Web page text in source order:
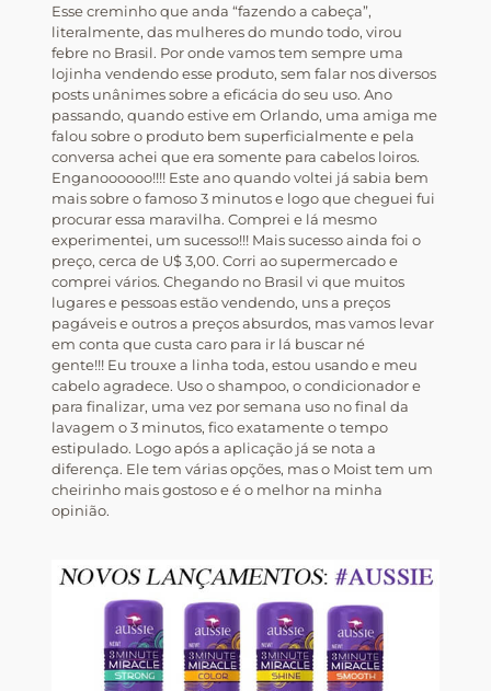
Esse creminho que anda “fazendo a cabeça”,
literalmente, das mulheres do mundo todo, virou
febre no Brasil. Por onde vamos tem sempre uma
lojinha vendendo esse produto, sem falar nos diversos
posts unânimes sobre a eficácia do seu uso. Ano
passando, quando estive em Orlando, uma amiga me
falou sobre o produto bem superficialmente e pela
conversa achei que era somente para cabelos loiros.
Enganoooooo!!!! Este ano quando voltei já sabia bem
mais sobre o famoso 3 minutos e logo que cheguei fui
procurar essa maravilha. Comprei e lá mesmo
experimentei, um sucesso!!! Mais sucesso ainda foi o
preço, cerca de U$ 3,00. Corri ao supermercado e
comprei vários. Chegando no Brasil vi que muitos
lugares e pessoas estão vendendo, uns a preços
pagáveis e outros a preços absurdos, mas vamos levar
em conta que custa caro para ir lá buscar né
gente!!! Eu trouxe a linha toda, estou usando e meu
cabelo agradece. Uso o shampoo, o condicionador e
para finalizar, uma vez por semana uso no final da
lavagem o 3 minutos, fico exatamente o tempo
estipulado. Logo após a aplicação já se nota a
diferença. Ele tem várias opções, mas o Moist tem um
cheirinho mais gostoso e é o melhor na minha
opinião.